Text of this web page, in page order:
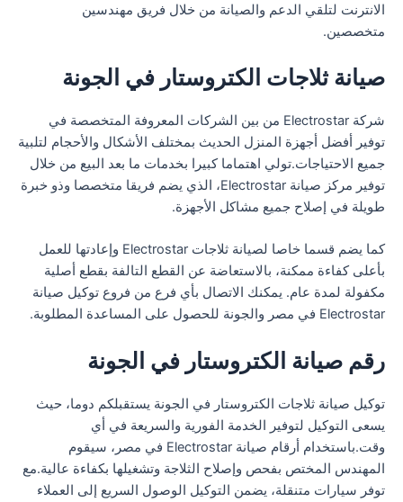
الانترنت لتلقي الدعم والصيانة من خلال فريق مهندسين
متخصصين.
صيانة ثلاجات الكتروستار في الجونة
شركة Electrostar من بين الشركات المعروفة المتخصصة في
توفير أفضل أجهزة المنزل الحديث بمختلف الأشكال والأحجام لتلبية
جميع الاحتياجات.تولي اهتماما كبيرا بخدمات ما بعد البيع من خلال
توفير مركز صيانة Electrostar، الذي يضم فريقا متخصصا وذو خبرة
طويلة في إصلاح جميع مشاكل الأجهزة.
كما يضم قسما خاصا لصيانة ثلاجات Electrostar وإعادتها للعمل
بأعلى كفاءة ممكنة، بالاستعاضة عن القطع التالفة بقطع أصلية
مكفولة لمدة عام. يمكنك الاتصال بأي فرع من فروع توكيل صيانة
Electrostar في مصر والجونة للحصول على المساعدة المطلوبة.
رقم صيانة الكتروستار في الجونة
توكيل صيانة ثلاجات الكتروستار في الجونة يستقبلكم دوما، حيث
يسعى التوكيل لتوفير الخدمة الفورية والسريعة في أي
وقت.باستخدام أرقام صيانة Electrostar في مصر، سيقوم
المهندس المختص بفحص وإصلاح الثلاجة وتشغيلها بكفاءة عالية.مع
توفر سيارات متنقلة، يضمن التوكيل الوصول السريع إلى العملاء